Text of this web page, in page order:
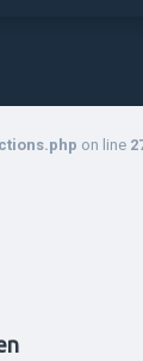
on line